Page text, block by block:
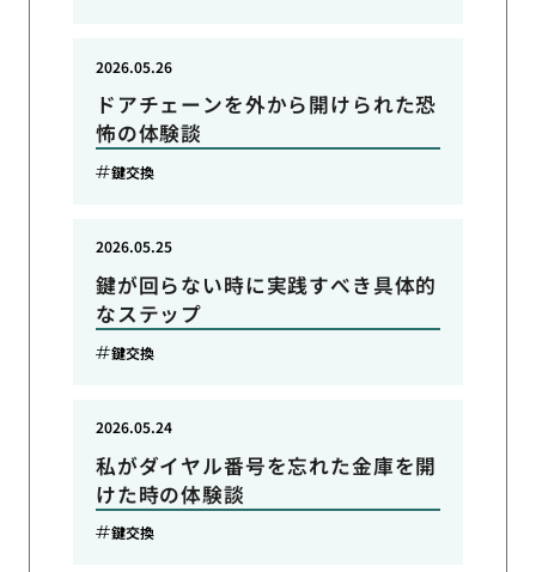
ドアチェーンを外から開けられた恐
怖の体験談
2026.05.26
鍵交換
鍵が回らない時に実践すべき具体的
なステップ
2026.05.25
鍵交換
私がダイヤル番号を忘れた金庫を開
けた時の体験談
2026.05.24
鍵交換